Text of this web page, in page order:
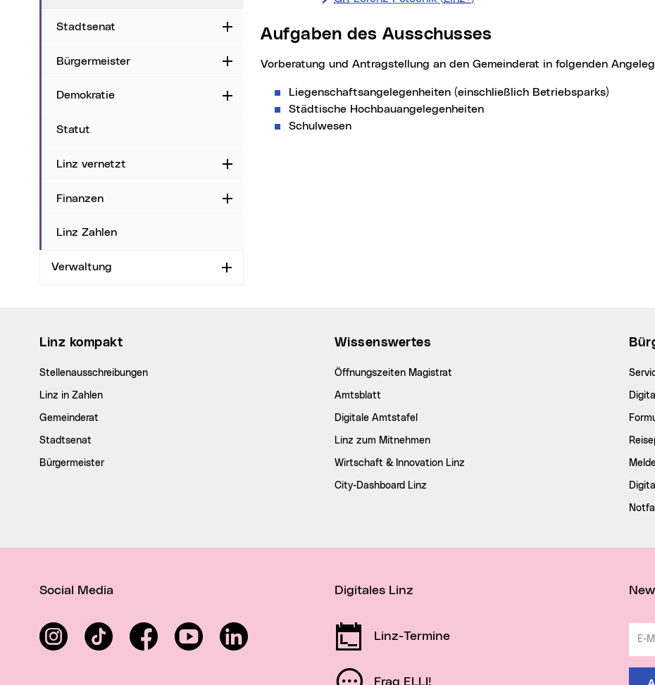
Stadtsenat Aufklappen
Bürgermeister Aufklappen
Demokratie Aufklappen
Statut
Linz vernetzt Aufklappen
Finanzen Aufklappen
Linz Zahlen
Verwaltung Aufklappen
Aufgaben des Ausschusses
Vorberatung und Antragstellung an den Gemeinderat in folgenden
Liegenschaftsangelegenheiten (einschließlich Betriebsparks)
Städtische Hochbauangelegenheiten
Schulwesen
Linz kompakt
Stellenausschreibungen
Linz in Zahlen
Gemeinderat
Stadtsenat
Bürgermeister
Wissenswertes
Öffnungszeiten Magistrat
Amtsblatt
Digitale Amtstafel
Linz zum Mitnehmen
Wirtschaft & Innovation Linz
City-Dashboard Linz
Social Media
InstagramTikTok FacebookYouTube LinkedIn
Digitales Linz
Linz-Termine
Frag ELLI!